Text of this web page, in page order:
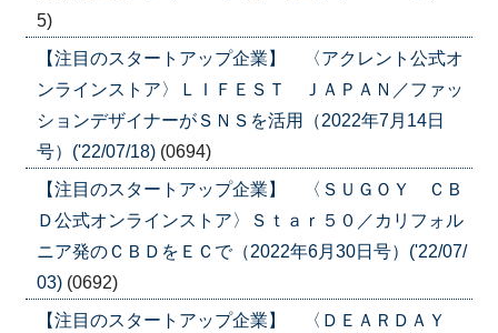
5)
【注目のスタートアップ企業】 〈アクレント公式オ
ンラインストア〉ＬＩＦＥＳＴ ＪＡＰＡＮ／ファッ
ションデザイナーがＳＮＳを活用（2022年7月14日
号）('22/07/18) (0694)
【注目のスタートアップ企業】 〈ＳＵＧＯＹ ＣＢ
Ｄ公式オンラインストア〉Ｓｔａｒ５０／カリフォル
ニア発のＣＢＤをＥＣで（2022年6月30日号）('22/07/
03) (0692)
【注目のスタートアップ企業】 〈ＤＥＡＲＤＡＹ